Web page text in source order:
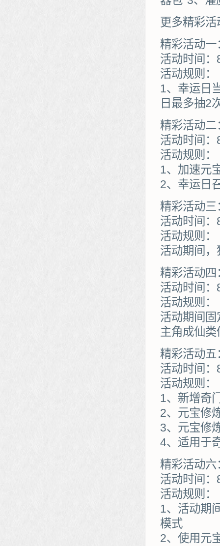
更多精彩
精彩活动
活动时间
活动规则：
1、幸运日
日最多抽2
精彩活动
活动时间
活动规则：
1、加速元
2、幸运日
精彩活动
活动时间
活动规则：
活动期间
精彩活动
活动时间
活动规则：
活动期间
主角成仙类
精彩活动
活动时间
活动规则：
1、新增奇
2、元宝修
3、元宝修
4、适用于
精彩活动
活动时间
活动规则：
1、活动期
模式
2、使用元